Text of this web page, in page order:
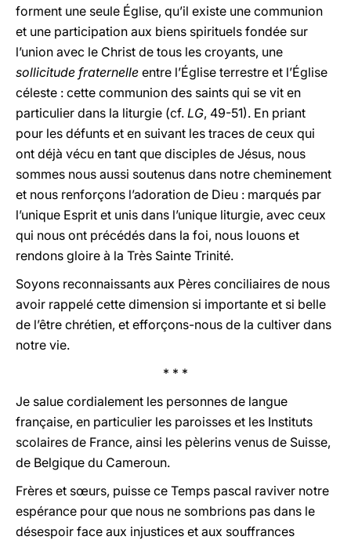
forment une seule Église, qu’il existe une communion
et une participation aux biens spirituels fondée sur
l’union avec le Christ de tous les croyants, une
sollicitude fraternelle entre l’Église terrestre et l’Église
céleste : cette communion des saints qui se vit en
particulier dans la liturgie (cf. LG, 49-51). En priant
pour les défunts et en suivant les traces de ceux qui
ont déjà vécu en tant que disciples de Jésus, nous
sommes nous aussi soutenus dans notre cheminement
et nous renforçons l’adoration de Dieu : marqués par
l’unique Esprit et unis dans l’unique liturgie, avec ceux
qui nous ont précédés dans la foi, nous louons et
rendons gloire à la Très Sainte Trinité.
Soyons reconnaissants aux Pères conciliaires de nous
avoir rappelé cette dimension si importante et si belle
de l’être chrétien, et efforçons-nous de la cultiver dans
notre vie.
* * *
Je salue cordialement les personnes de langue
française, en particulier les paroisses et les Instituts
scolaires de France, ainsi les pèlerins venus de Suisse,
de Belgique du Cameroun.
Frères et sœurs, puisse ce Temps pascal raviver notre
espérance pour que nous ne sombrions pas dans le
désespoir face aux injustices et aux souffrances